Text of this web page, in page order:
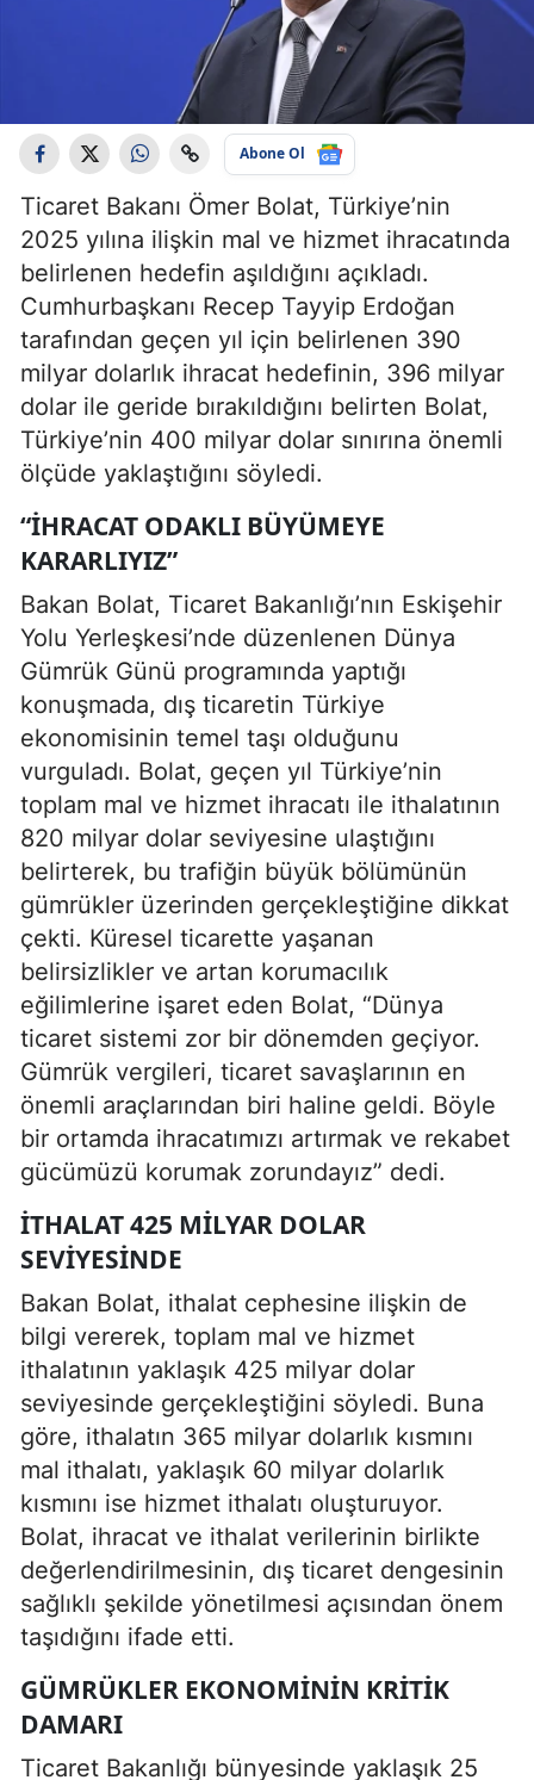
Abone Ol
Ticaret Bakanı Ömer Bolat, Türkiye’nin
2025 yılına ilişkin mal ve hizmet ihracatında
belirlenen hedefin aşıldığını açıkladı.
Cumhurbaşkanı Recep Tayyip Erdoğan
tarafından geçen yıl için belirlenen 390
milyar dolarlık ihracat hedefinin, 396 milyar
dolar ile geride bırakıldığını belirten Bolat,
Türkiye’nin 400 milyar dolar sınırına önemli
ölçüde yaklaştığını söyledi.
“İHRACAT ODAKLI BÜYÜMEYE
KARARLIYIZ”
Bakan Bolat, Ticaret Bakanlığı’nın Eskişehir
Yolu Yerleşkesi’nde düzenlenen Dünya
Gümrük Günü programında yaptığı
konuşmada, dış ticaretin Türkiye
ekonomisinin temel taşı olduğunu
vurguladı. Bolat, geçen yıl Türkiye’nin
toplam mal ve hizmet ihracatı ile ithalatının
820 milyar dolar seviyesine ulaştığını
belirterek, bu trafiğin büyük bölümünün
gümrükler üzerinden gerçekleştiğine dikkat
çekti. Küresel ticarette yaşanan
belirsizlikler ve artan korumacılık
eğilimlerine işaret eden Bolat, “Dünya
ticaret sistemi zor bir dönemden geçiyor.
Gümrük vergileri, ticaret savaşlarının en
önemli araçlarından biri haline geldi. Böyle
bir ortamda ihracatımızı artırmak ve rekabet
gücümüzü korumak zorundayız” dedi.
İTHALAT 425 MILYAR DOLAR
SEVIYESINDE
Bakan Bolat, ithalat cephesine ilişkin de
bilgi vererek, toplam mal ve hizmet
ithalatının yaklaşık 425 milyar dolar
seviyesinde gerçekleştiğini söyledi. Buna
göre, ithalatın 365 milyar dolarlık kısmını
mal ithalatı, yaklaşık 60 milyar dolarlık
kısmını ise hizmet ithalatı oluşturuyor.
Bolat, ihracat ve ithalat verilerinin birlikte
değerlendirilmesinin, dış ticaret dengesinin
sağlıklı şekilde yönetilmesi açısından önem
taşıdığını ifade etti.
GÜMRÜKLER EKONOMININ KRITIK
DAMARI
Ticaret Bakanlığı bünyesinde yaklaşık 25